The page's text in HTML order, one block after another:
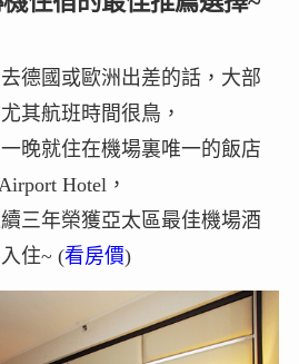
德國或歐洲出差的話，大部
其航班時間很鳥，
晚就住在機場裏唯一的飯店
Hotel，
三年榮獲亞太區最佳機場酒
住~ (看房價)